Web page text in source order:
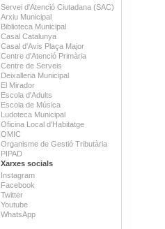
Servei d'Atenció Ciutadana (SAC)
Arxiu Municipal
Biblioteca Municipal
Casal Catalunya
Casal d'Avis Plaça Major
Centre d'Atenció Primària
Centre de Serveis
Deixalleria Municipal
El Mirador
Escola d'Adults
Escola de Música
Ludoteca Municipal
Oficina Local d'Habitatge
OMIC
Organisme de Gestió Tributària
PIPAD
Xarxes socials
Instagram
Facebook
Twitter
Youtube
WhatsApp